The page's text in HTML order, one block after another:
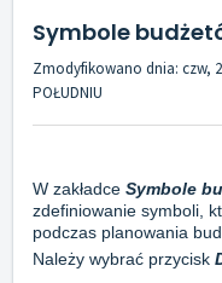
Symbole
Zmodyfikowano dnia: czw,
POŁUDNIU
W zakładce Symbole
zdefiniowanie symboli,
podczas planowania
Należy wybrać przycisk